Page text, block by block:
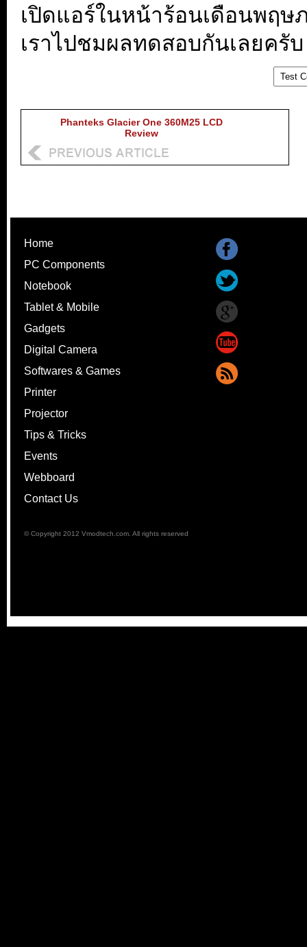
เปิดแอร์ในหน้าร้อนเดือนพฤษ
เราไปชมผลทดสอบกันเลยครับ
Phanteks Glacier One 360M25 LCD
Review
Home
PC Components
Notebook
Tablet & Mobile
Gadgets
Digital Camera
Softwares & Games
Printer
Projector
Tips & Tricks
Events
Webboard
Contact Us
© Copyright 2012 Vmodtech.com. All rights reserved